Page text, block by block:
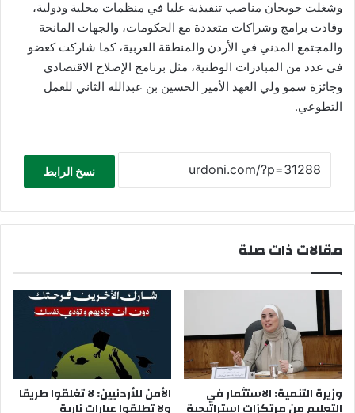
وشغلت جويحان مناصب تنفيذية عليا في منظمات محلية ودولية،
وقادت برامج وشراكات متعددة مع الحكومات، والجهات المانحة
والمجتمع المدني في الأردن والمنطقة العربية، كما شاركت كعضو
في عدد من المبادرات الوطنية، مثل برنامج الإصلاح الاقتصادي
وجائزة سمو ولي العهد الأمير الحسين بن عبدالله الثاني للعمل
التطوعي.
نسخ الرابط
مقالات ذات صلة
وزيرة التنمية: الاستثمار في الأمن للأردنيين: لا تغلقوا طريقا